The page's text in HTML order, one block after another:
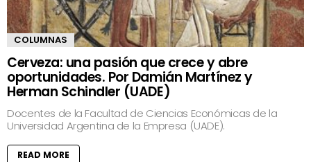
COLUMNAS
Cerveza: una pasión que crece y abre
oportunidades. Por Damián Martínez y
Herman Schindler (UADE)
Docentes de la Facultad de Ciencias Económicas de la
Universidad Argentina de la Empresa (UADE).
READ MORE